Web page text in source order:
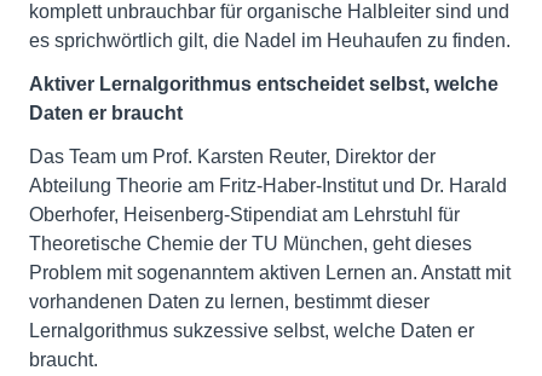
komplett unbrauchbar für organische Halbleiter sind und
es sprichwörtlich gilt, die Nadel im Heuhaufen zu finden.
Aktiver Lernalgorithmus entscheidet selbst, welche
Daten er braucht
Das Team um Prof. Karsten Reuter, Direktor der
Abteilung Theorie am Fritz-Haber-Institut und Dr. Harald
Oberhofer, Heisenberg-Stipendiat am Lehrstuhl für
Theoretische Chemie der TU München, geht dieses
Problem mit sogenanntem aktiven Lernen an. Anstatt mit
vorhandenen Daten zu lernen, bestimmt dieser
Lernalgorithmus sukzessive selbst, welche Daten er
braucht.